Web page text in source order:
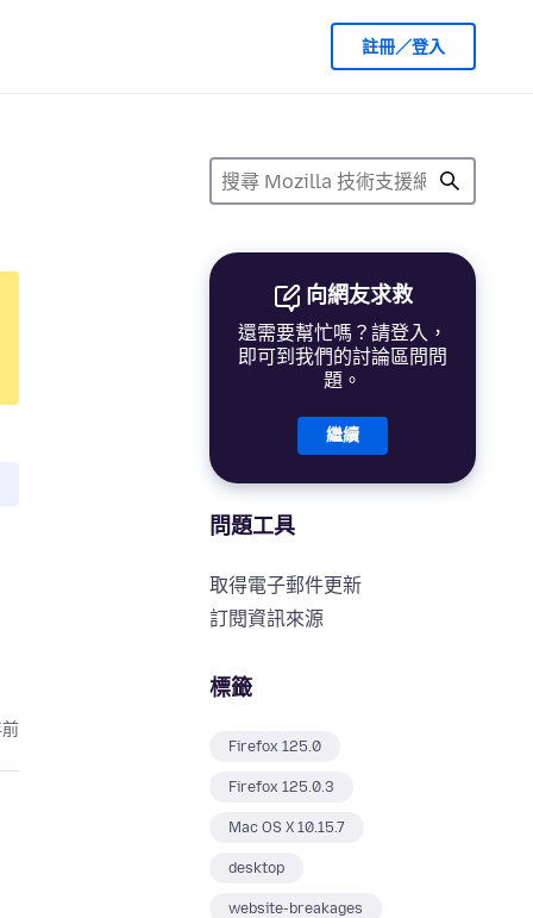
註冊／登入
向網友求救
還需要幫忙嗎？請登入，
即可到我們的討論區問問
題。
繼續
問題工具
取得電子郵件更新
訂閱資訊來源
標籤
Firefox 125.0
Firefox 125.0.3
Mac OS X 10.15.7
desktop
website-breakages